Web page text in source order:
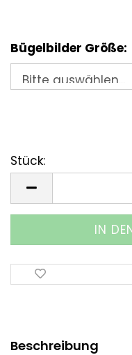
Bügelbilder Größe:
Stück:
Beschreibung